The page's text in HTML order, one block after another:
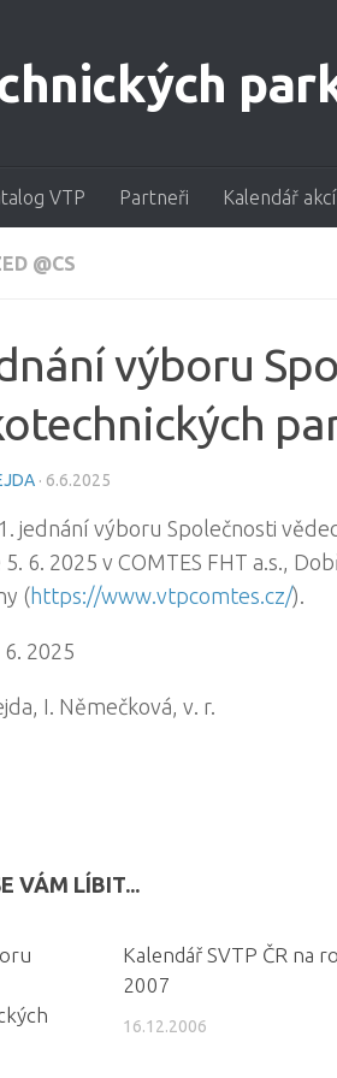
VTP Partneři Kalendář akcí
@CS
výboru
· 6.6.2025
jednání výboru Společnosti
6. 2025 v COMTES FHT a.s.,
(https://www.vtpcomtes.cz/).
2025
I. Němečková, v. r.
VÁM LÍBIT...
Kalendář SVTP ČR na
2007
16.12.2006